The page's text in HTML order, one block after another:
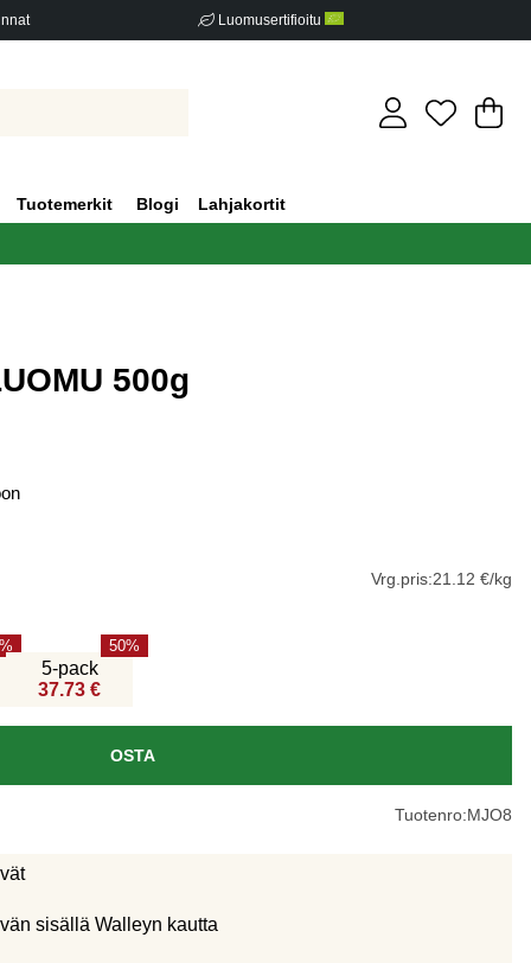
Luomusertifioitu
.
Tuotemerkit Blogi Lahjakortit
500g
Vrg.pris:21.12 €/kg
5-pack
37.73 €
50
OSTA
Tuotenro:MJO8
sisällä Walleyn kautta